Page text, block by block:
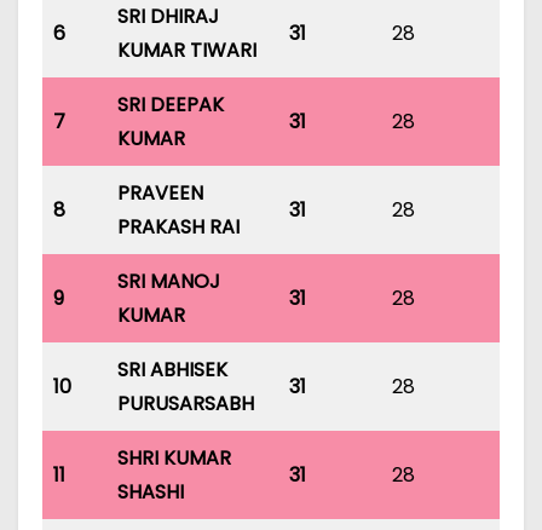
6
SRI DHIRAJ
KUMAR TIWARI
31 28
7
SRI DEEPAK
KUMAR
31 28
8
PRAVEEN
PRAKASH RAI
31 28
9
SRI MANOJ
KUMAR
31 28
10
SRI ABHISEK
PURUSARSABH
31 28
11
SHRI KUMAR
SHASHI
31 28